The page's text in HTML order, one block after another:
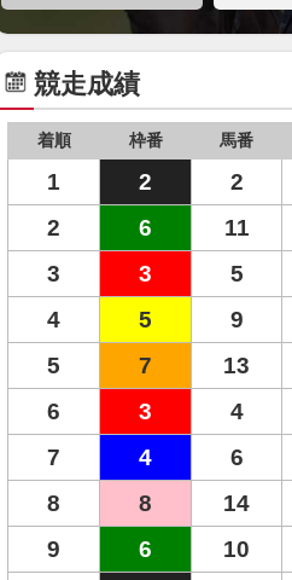
競走成績
着順 枠番 馬番
1 2 2
2
6 11
3
3 5
4
5 9
5
7 13
6
3 4
7
4 6
8
8 14
9
6 10